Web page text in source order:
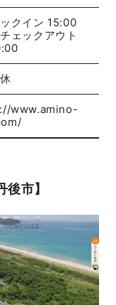
クイン 15:00
ェックアウト
www.amino-
市】